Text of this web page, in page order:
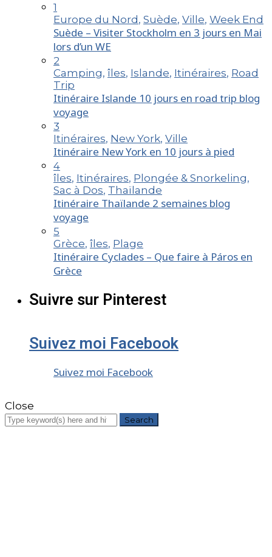
1
Europe du Nord, Suède, Ville, Week End
Suède – Visiter Stockholm en 3 jours en Mai
lors d’un WE
2
Camping, îles, Islande, Itinéraires, Road
Trip
Itinéraire Islande 10 jours en road trip blog
voyage
3
Itinéraires, New York, Ville
Itinéraire New York en 10 jours à pied
4
îles, Itinéraires, Plongée & Snorkeling,
Sac à Dos, Thaïlande
Itinéraire Thaïlande 2 semaines blog
voyage
5
Grèce, îles, Plage
Itinéraire Cyclades – Que faire à Páros en
Grèce
Suivre sur Pinterest
Suivez moi Facebook
Suivez moi Facebook
Close